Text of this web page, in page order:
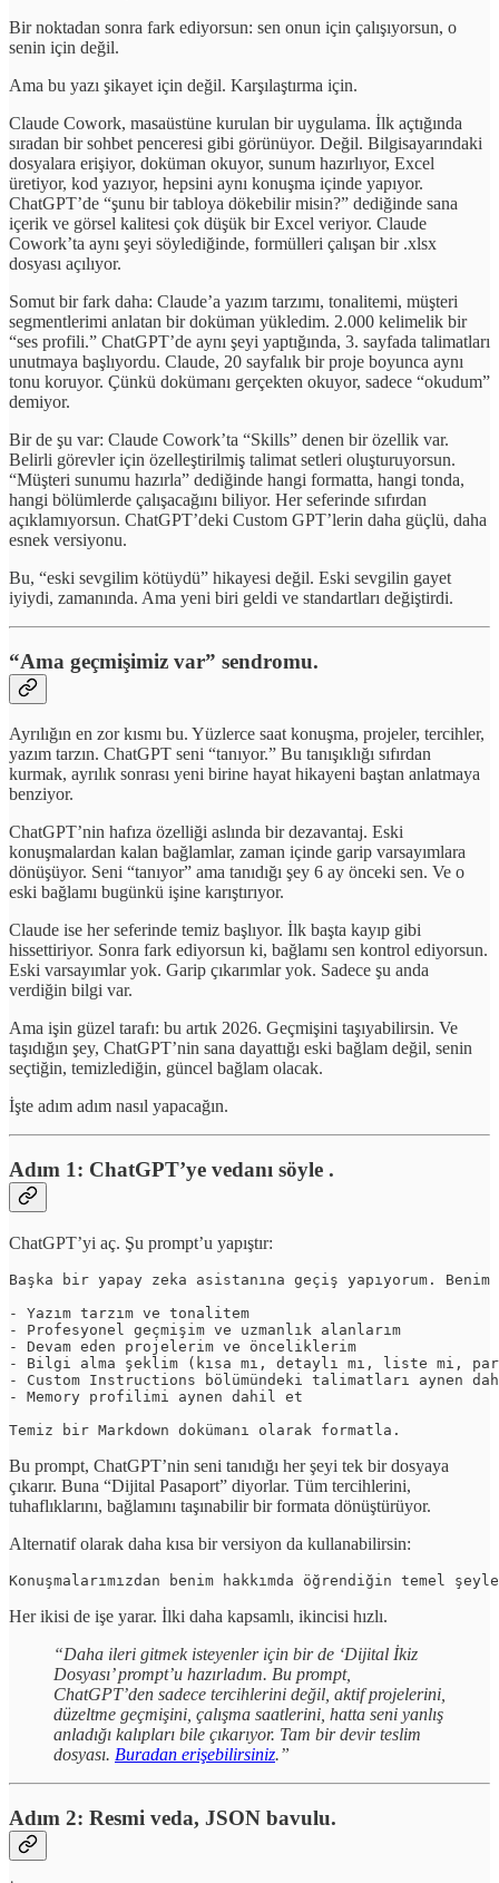
Bir noktadan sonra fark ediyorsun: sen onun için çalışıyorsun, o
senin için değil.
Ama bu yazı şikayet için değil. Karşılaştırma için.
Claude Cowork, masaüstüne kurulan bir uygulama. İlk açtığında
sıradan bir sohbet penceresi gibi görünüyor. Değil. Bilgisayarındaki
dosyalara erişiyor, doküman okuyor, sunum hazırlıyor, Excel
üretiyor, kod yazıyor, hepsini aynı konuşma içinde yapıyor.
ChatGPT’de “şunu bir tabloya dökebilir misin?” dediğinde sana
içerik ve görsel kalitesi çok düşük bir Excel veriyor. Claude
Cowork’ta aynı şeyi söylediğinde, formülleri çalışan bir .xlsx
dosyası açılıyor.
Somut bir fark daha: Claude’a yazım tarzımı, tonalitemi, müşteri
segmentlerimi anlatan bir doküman yükledim. 2.000 kelimelik bir
“ses profili.” ChatGPT’de aynı şeyi yaptığında, 3. sayfada talimatları
unutmaya başlıyordu. Claude, 20 sayfalık bir proje boyunca aynı
tonu koruyor. Çünkü dokümanı gerçekten okuyor, sadece “okudum”
demiyor.
Bir de şu var: Claude Cowork’ta “Skills” denen bir özellik var.
Belirli görevler için özelleştirilmiş talimat setleri oluşturuyorsun.
“Müşteri sunumu hazırla” dediğinde hangi formatta, hangi tonda,
hangi bölümlerde çalışacağını biliyor. Her seferinde sıfırdan
açıklamıyorsun. ChatGPT’deki Custom GPT’lerin daha güçlü, daha
esnek versiyonu.
Bu, “eski sevgilim kötüydü” hikayesi değil. Eski sevgilin gayet
iyiydi, zamanında. Ama yeni biri geldi ve standartları değiştirdi.
“Ama geçmişimiz var” sendromu.
Ayrılığın en zor kısmı bu. Yüzlerce saat konuşma, projeler, tercihler,
yazım tarzın. ChatGPT seni “tanıyor.” Bu tanışıklığı sıfırdan
kurmak, ayrılık sonrası yeni birine hayat hikayeni baştan anlatmaya
benziyor.
ChatGPT’nin hafıza özelliği aslında bir dezavantaj. Eski
konuşmalardan kalan bağlamlar, zaman içinde garip varsayımlara
dönüşüyor. Seni “tanıyor” ama tanıdığı şey 6 ay önceki sen. Ve o
eski bağlamı bugünkü işine karıştırıyor.
Claude ise her seferinde temiz başlıyor. İlk başta kayıp gibi
hissettiriyor. Sonra fark ediyorsun ki, bağlamı sen kontrol ediyorsun.
Eski varsayımlar yok. Garip çıkarımlar yok. Sadece şu anda
verdiğin bilgi var.
Ama işin güzel tarafı: bu artık 2026. Geçmişini taşıyabilirsin. Ve
taşıdığın şey, ChatGPT’nin sana dayattığı eski bağlam değil, senin
seçtiğin, temizlediğin, güncel bağlam olacak.
İşte adım adım nasıl yapacağın.
Adım 1: ChatGPT’ye vedanı söyle .
ChatGPT’yi aç. Şu prompt’u yapıştır:
Başka bir yapay zeka asistanına geçiş yapıyorum.
- Yazım tarzım ve tonalitem
- Profesyonel geçmişim ve uzmanlık alanlarım
- Devam eden projelerim ve önceliklerim
- Bilgi alma şeklim (kısa mı, detaylı mı, liste mi,
- Custom Instructions bölümündeki talimatları aynen
- Memory profilimi aynen dahil et
Temiz bir Markdown dokümanı olarak formatla.
Bu prompt, ChatGPT’nin seni tanıdığı her şeyi tek bir dosyaya
çıkarır. Buna “Dijital Pasaport” diyorlar. Tüm tercihlerini,
tuhaflıklarını, bağlamını taşınabilir bir formata dönüştürüyor.
Alternatif olarak daha kısa bir versiyon da kullanabilirsin:
Konuşmalarımızdan benim hakkımda öğrendiğin
Her ikisi de işe yarar. İlki daha kapsamlı, ikincisi hızlı.
“Daha ileri gitmek isteyenler için bir de ‘Dijital İkiz
Dosyası’ prompt’u hazırladım. Bu prompt,
ChatGPT’den sadece tercihlerini değil, aktif projelerini,
düzeltme geçmişini, çalışma saatlerini, hatta seni yanlış
anladığı kalıpları bile çıkarıyor. Tam bir devir teslim
dosyası. Buradan erişebilirsiniz.”
Adım 2: Resmi veda, JSON bavulu.